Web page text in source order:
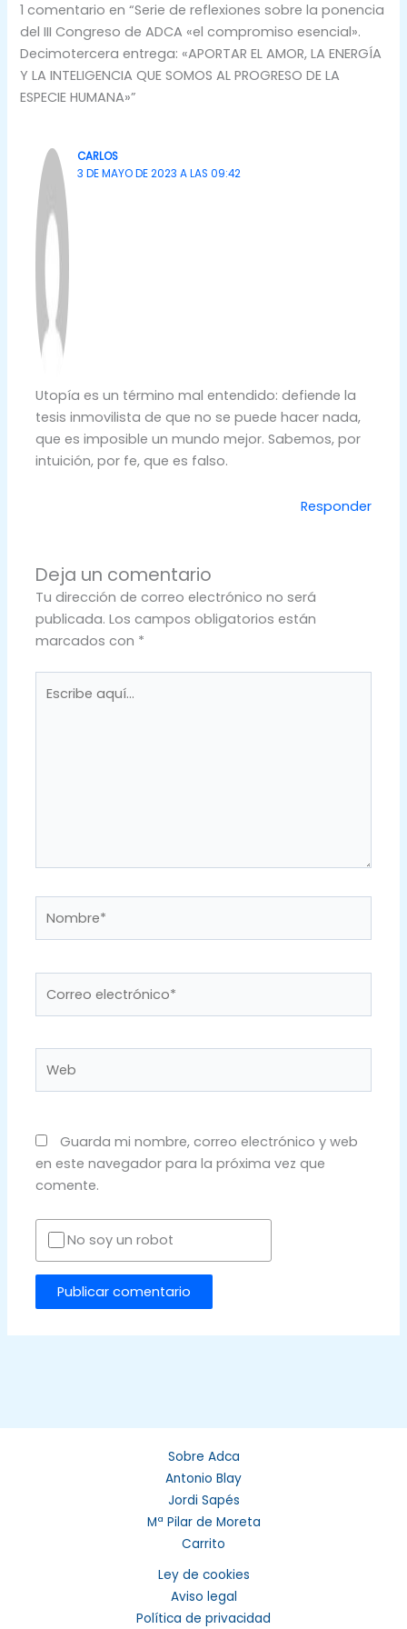
1 comentario en “Serie de reflexiones sobre la ponencia
del III Congreso de ADCA «el compromiso esencial».
Decimotercera entrega: «APORTAR EL AMOR, LA ENERGÍA
Y LA INTELIGENCIA QUE SOMOS AL PROGRESO DE LA
ESPECIE HUMANA»”
CARLOS
3 DE MAYO DE 2023 A LAS 09:42
Utopía es un término mal entendido: defiende la
tesis inmovilista de que no se puede hacer nada,
que es imposible un mundo mejor. Sabemos, por
intuición, por fe, que es falso.
Responder
Deja un comentario
Tu dirección de correo electrónico no será
publicada. Los campos obligatorios están
marcados con *
aquí...
electrónico*
Guarda mi nombre, correo electrónico y web
en este navegador para la próxima vez que
comente.
No soy un robot
Sobre Adca
Antonio Blay
Jordi Sapés
Mª Pilar de Moreta
Carrito
Ley de cookies
Aviso legal
Política de privacidad